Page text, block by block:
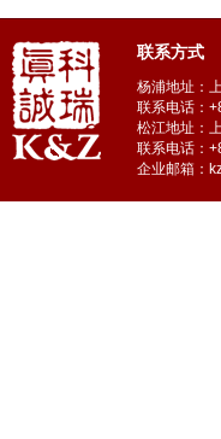
联系方式
杨浦地址：
联系电话：
松江地址：
联系电话：
企业邮箱：